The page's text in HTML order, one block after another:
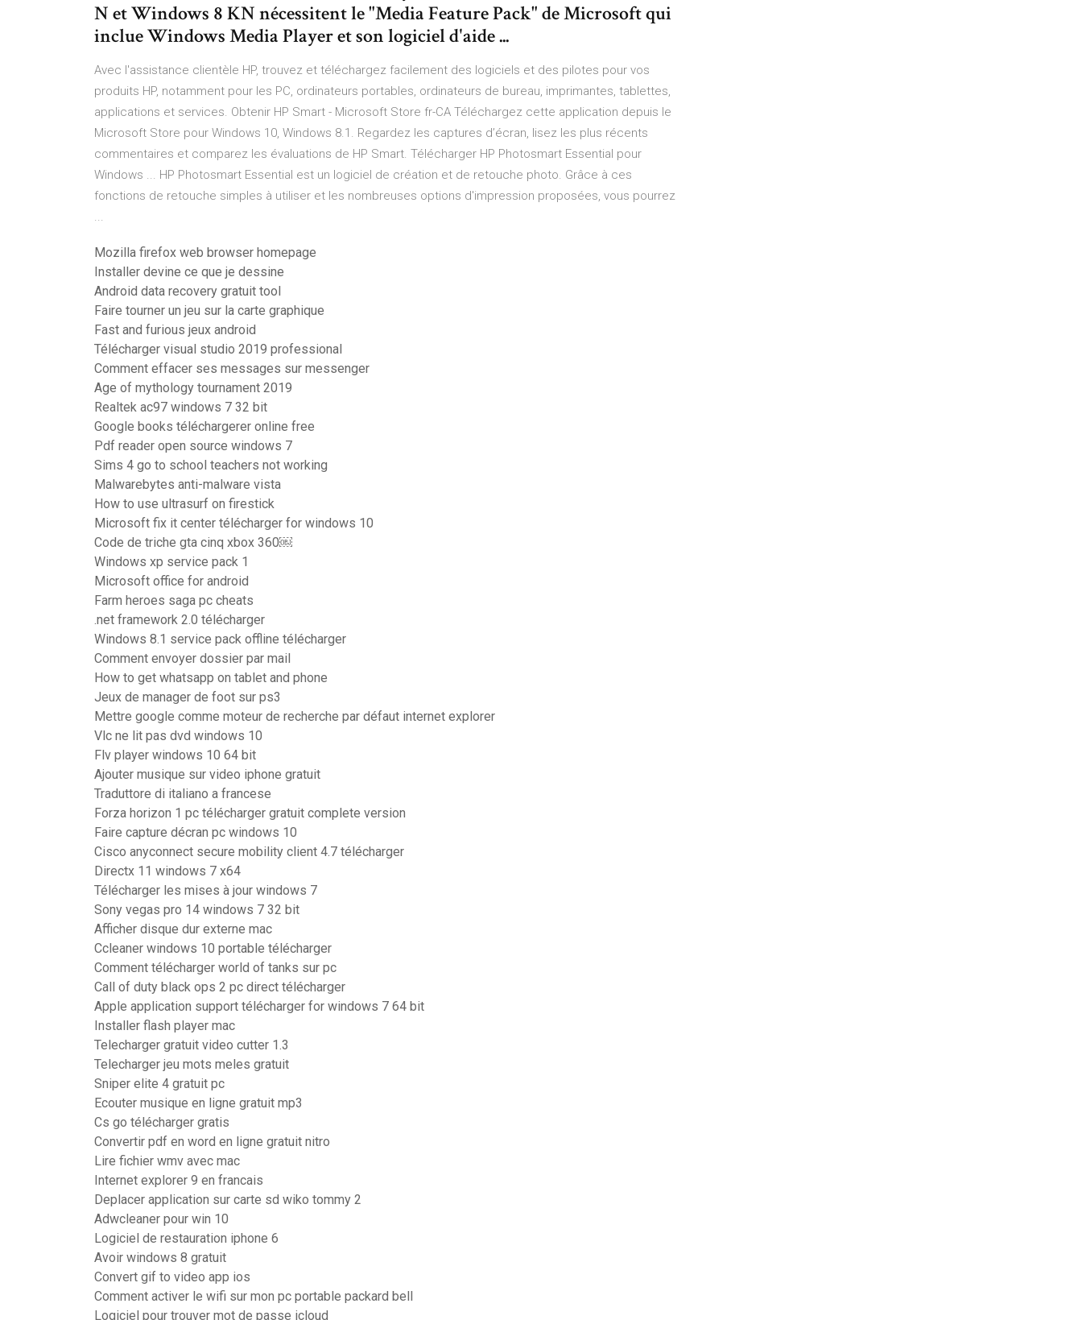
N et Windows 8 KN nécessitent le "Media Feature Pack" de Microsoft qui
inclue Windows Media Player et son logiciel d'aide ...
Avec l'assistance clientèle HP, trouvez et téléchargez facilement des logiciels et des pilotes pour vos
produits HP, notamment pour les PC, ordinateurs portables, ordinateurs de bureau, imprimantes, tablettes,
applications et services. Obtenir HP Smart - Microsoft Store fr-CA Téléchargez cette application depuis le
Microsoft Store pour Windows 10, Windows 8.1. Regardez les captures d’écran, lisez les plus récents
commentaires et comparez les évaluations de HP Smart. Télécharger HP Photosmart Essential pour
Windows ... HP Photosmart Essential est un logiciel de création et de retouche photo. Grâce à ces
fonctions de retouche simples à utiliser et les nombreuses options d'impression proposées, vous pourrez
...
Mozilla firefox web browser homepage
Installer devine ce que je dessine
Android data recovery gratuit tool
Faire tourner un jeu sur la carte graphique
Fast and furious jeux android
Télécharger visual studio 2019 professional
Comment effacer ses messages sur messenger
Age of mythology tournament 2019
Realtek ac97 windows 7 32 bit
Google books téléchargerer online free
Pdf reader open source windows 7
Sims 4 go to school teachers not working
Malwarebytes anti-malware vista
How to use ultrasurf on firestick
Microsoft fix it center télécharger for windows 10
Code de triche gta cinq xbox 360￼
Windows xp service pack 1
Microsoft office for android
Farm heroes saga pc cheats
.net framework 2.0 télécharger
Windows 8.1 service pack offline télécharger
Comment envoyer dossier par mail
How to get whatsapp on tablet and phone
Jeux de manager de foot sur ps3
Mettre google comme moteur de recherche par défaut internet explorer
Vlc ne lit pas dvd windows 10
Flv player windows 10 64 bit
Ajouter musique sur video iphone gratuit
Traduttore di italiano a francese
Forza horizon 1 pc télécharger gratuit complete version
Faire capture décran pc windows 10
Cisco anyconnect secure mobility client 4.7 télécharger
Directx 11 windows 7 x64
Télécharger les mises à jour windows 7
Sony vegas pro 14 windows 7 32 bit
Afficher disque dur externe mac
Ccleaner windows 10 portable télécharger
Comment télécharger world of tanks sur pc
Call of duty black ops 2 pc direct télécharger
Apple application support télécharger for windows 7 64 bit
Installer flash player mac
Telecharger gratuit video cutter 1.3
Telecharger jeu mots meles gratuit
Sniper elite 4 gratuit pc
Ecouter musique en ligne gratuit mp3
Cs go télécharger gratis
Convertir pdf en word en ligne gratuit nitro
Lire fichier wmv avec mac
Internet explorer 9 en francais
Deplacer application sur carte sd wiko tommy 2
Adwcleaner pour win 10
Logiciel de restauration iphone 6
Avoir windows 8 gratuit
Convert gif to video app ios
Comment activer le wifi sur mon pc portable packard bell
Logiciel pour trouver mot de passe icloud